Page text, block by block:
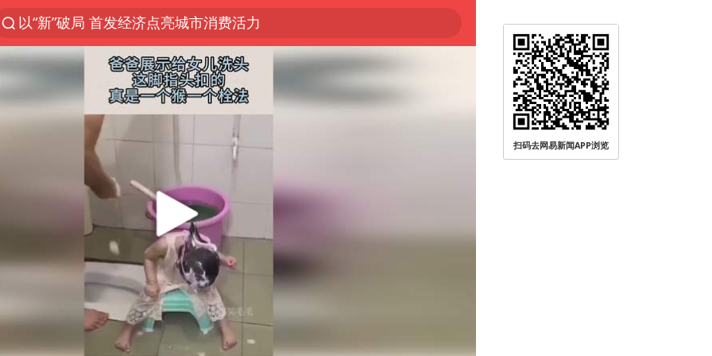
以“新”破局 首发经济点亮城市消费活力
台风白海豚进入48小时警戒线
佛得角门将亮相智利俱乐部主场
宇树科技发行价格150.80元/股
中方回应是否在太平洋海底开采稀土
CIA被曝已秘密设立古巴工作组
泰国一女公务员妆容引争议 本人回应
U17国足1分钟轰2球
宇树科技王兴兴身家有望超200亿元
外交部发言人就广岛核爆81周年等答记者问
贵州轮胎子公司获美国退税8136万
扫码去网易新闻APP浏览